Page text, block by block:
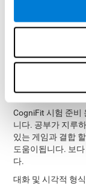
용하기 매우 쉽습
을 시작하기만 하
훈련에 집중할 수
지 않아도 CogniFit
매우 매력적
CogniFit 시험 준비
니다. 공부가 지루
있는 게임과 결합
도움이됩니다. 보
다.
대화 및 시각적 형식